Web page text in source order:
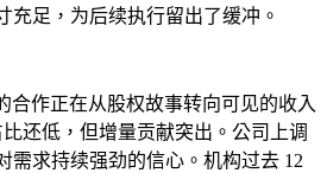
充足，为后续执行留出了缓冲。
合作正在从股权故事转向可见的收入
还低，但增量贡献突出。公司上调
需求持续强劲的信心。机构过去 12